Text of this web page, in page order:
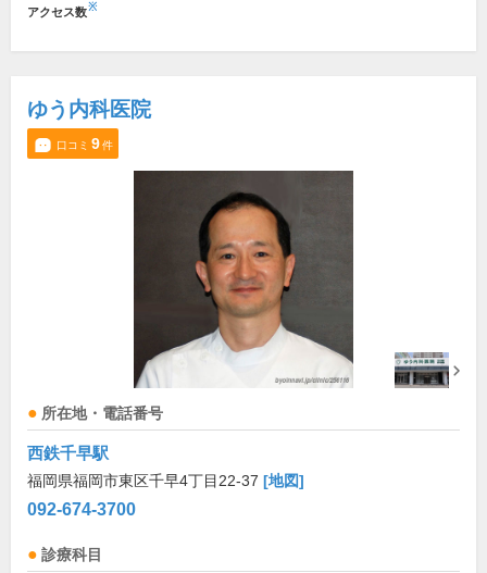
アクセス数※
ゆう内科医院
口コミ 9件
所在地・電話番号
西鉄千早駅
福岡県福岡市東区千早4丁目22-37 [地図]
092-674-3700
診療科目